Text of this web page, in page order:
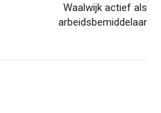
Waalwijk actief als
arbeidsbemiddelaar